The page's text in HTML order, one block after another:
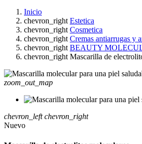
Inicio
chevron_right Estetica
chevron_right Cosmetica
chevron_right Cremas antiarrugas y
chevron_right BEAUTY
chevron_right Mascarilla de
zoom_out_map
chevron_left chevron_right
Nuevo